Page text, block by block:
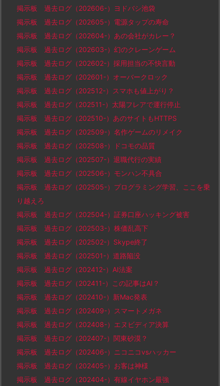
掲示板 過去ログ（202606-）ヨドバシ池袋
掲示板 過去ログ（202605-）電源タップの寿命
掲示板 過去ログ（202604-）あの会社がカレー？
掲示板 過去ログ（202603-）幻のクレーンゲーム
掲示板 過去ログ（202602-）採用担当の不快言動
掲示板 過去ログ（202601-）オーバークロック
掲示板 過去ログ（202512-）スマホも値上がり？
掲示板 過去ログ（202511-）太陽フレアで運行停止
掲示板 過去ログ（202510-）あのサイトもHTTPS
掲示板 過去ログ（202509-）名作ゲームのリメイク
掲示板 過去ログ（202508-）ドコモの品質
掲示板 過去ログ（202507-）退職代行の実績
掲示板 過去ログ（202506-）モンハン不具合
掲示板 過去ログ（202505-）プログラミング学習、ここを乗
り越えろ
掲示板 過去ログ（202504-）証券口座ハッキング被害
掲示板 過去ログ（202503-）株価乱高下
掲示板 過去ログ（202502-）Skype終了
掲示板 過去ログ（202501-）道路陥没
掲示板 過去ログ（202412-）AI法案
掲示板 過去ログ（202411-）この記事はAI？
掲示板 過去ログ（202410-）新Mac発表
掲示板 過去ログ（202409-）スマートメガネ
掲示板 過去ログ（202408-）エヌビディア決算
掲示板 過去ログ（202407-）関東砂漠？
掲示板 過去ログ（202406-）ニコニコvsハッカー
掲示板 過去ログ（202405-）お客は神様
掲示板 過去ログ（202404-）有線イヤホン最強